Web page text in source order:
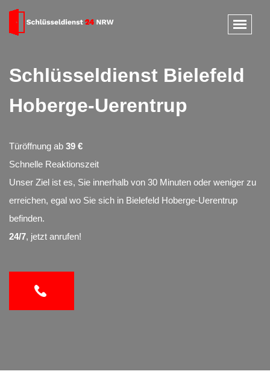
Schlüsseldienst Bielefeld
Hoberge-Uerentrup
Türöffnung ab 39 €
Schnelle Reaktionszeit
Unser Ziel ist es, Sie innerhalb von 30 Minuten oder weniger zu
erreichen, egal wo Sie sich in Bielefeld Hoberge-Uerentrup
befinden.
24/7, jetzt anrufen!